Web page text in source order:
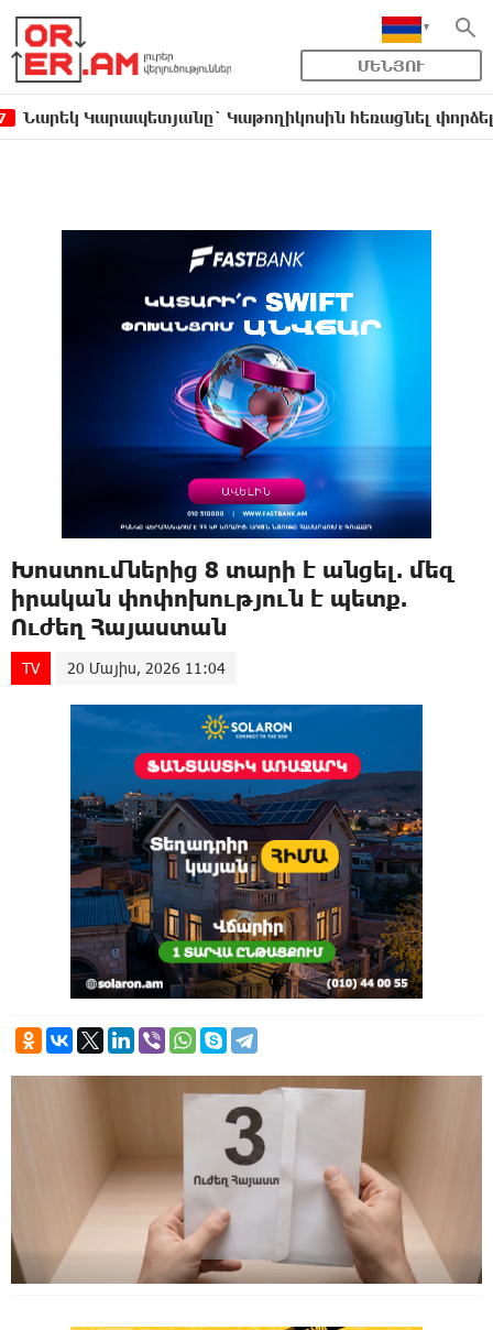
ՄԵՆՅՈՒ
Կաթողիկոսին հեռացնել փորձելու
Խոստումներից 8 տարի է անցել. մեզ
իրական փոփոխություն է պետք.
Ուժեղ Հայաստան
TV 20 Մայիս, 2026 11:04